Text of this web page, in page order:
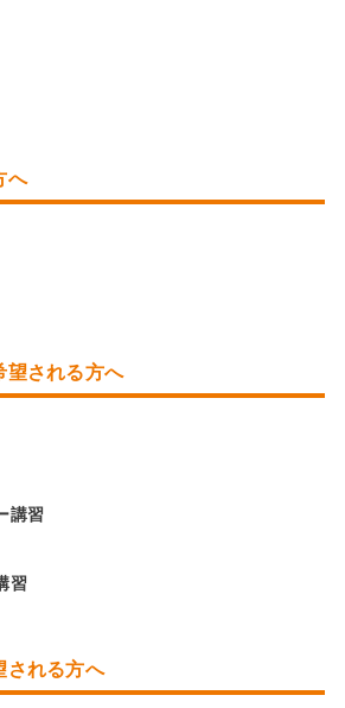
へ
望される方へ
講習
習
される方へ